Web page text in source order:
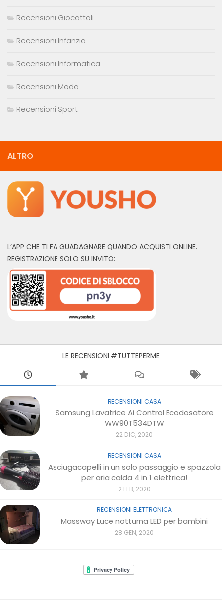
Recensioni Giocattoli
Recensioni Infanzia
Recensioni Informatica
Recensioni Moda
Recensioni Sport
ALTRO
L’APP CHE TI FA GUADAGNARE QUANDO ACQUISTI ONLINE.
REGISTRAZIONE SOLO SU INVITO:
LE RECENSIONI #TUTTEPERME
RECENSIONI CASA
Samsung Lavatrice Ai Control Ecodosatore
WW90T534DTW
22 DIC, 2020
RECENSIONI CASA
Asciugacapelli in un solo passaggio e spazzola
per aria calda 4 in 1 elettrica!
2 FEB, 2020
RECENSIONI ELETTRONICA
Massway Luce notturna LED per bambini
28 GEN, 2020